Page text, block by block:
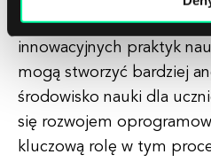
XXI wieku. Dzięki
innowacyjnych praktyk
mogą stworzyć bardziej
środowisko nauki dla
się rozwojem
kluczową rolę w tym